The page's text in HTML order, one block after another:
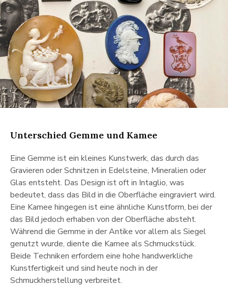
Unterschied Gemme und Kamee
Eine Gemme ist ein kleines Kunstwerk, das durch das
Gravieren oder Schnitzen in Edelsteine, Mineralien oder
Glas entsteht. Das Design ist oft in Intaglio, was
bedeutet, dass das Bild in die Oberfläche eingraviert wird.
Eine Kamee hingegen ist eine ähnliche Kunstform, bei der
das Bild jedoch erhaben von der Oberfläche absteht.
Während die Gemme in der Antike vor allem als Siegel
genutzt wurde, diente die Kamee als Schmuckstück.
Beide Techniken erfordern eine hohe handwerkliche
Kunstfertigkeit und sind heute noch in der
Schmuckherstellung verbreitet.